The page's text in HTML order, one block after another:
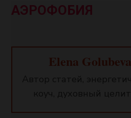
АЭРОФОБИЯ
Elena Golubeva